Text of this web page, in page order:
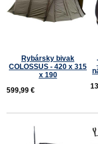
Rybársky bivak
COLOSSUS - 420 x 315
x 190
599,99 €